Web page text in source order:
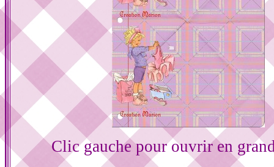
Clic gauche pour ouvrir en